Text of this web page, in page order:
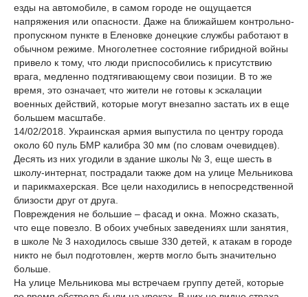
езды на автомобиле, в самом городе не ощущается
напряжения или опасности. Даже на ближайшем контрольно-
пропускном пункте в Еленовке донецкие службы работают в
обычном режиме. Многолетнее состояние гибридной войны
привело к тому, что люди приспособились к присутствию
врага, медленно подтягивающему свои позиции. В то же
время, это означает, что жители не готовы к эскалации
военных действий, которые могут внезапно застать их в еще
большем масштабе.
14/02/2018. Украинская армия выпустила по центру города
около 60 пуль БМР калибра 30 мм (по словам очевидцев).
Десять из них угодили в здание школы № 3, еще шесть в
школу-интернат, пострадали также дом на улице Мельникова
и парикмахерская. Все цели находились в непосредственной
близости друг от друга.
Повреждения не большие – фасад и окна. Можно сказать,
что еще повезло. В обоих учебных заведениях шли занятия,
в школе № 3 находилось свыше 330 детей, к атакам в городе
никто не был подготовлен, жертв могло быть значительно
больше.
На улице Мельникова мы встречаем группу детей, которые